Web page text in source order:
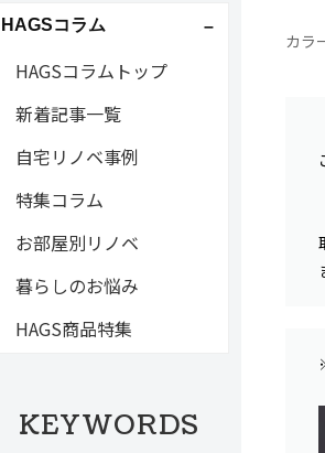
カラ
HAGSコラム
HAGSコラムトップ
新着記事一覧
自宅リノベ事例
特集コラム
お部屋別リノベ
暮らしのお悩み
HAGS商品特集
KEYWORDS